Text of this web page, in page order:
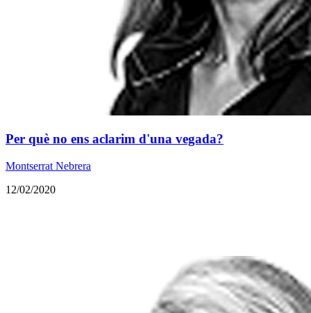
​Per què no ens aclarim d'una vegada?
Montserrat Nebrera
12/02/2020